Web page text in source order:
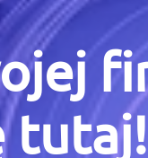
tutaj!